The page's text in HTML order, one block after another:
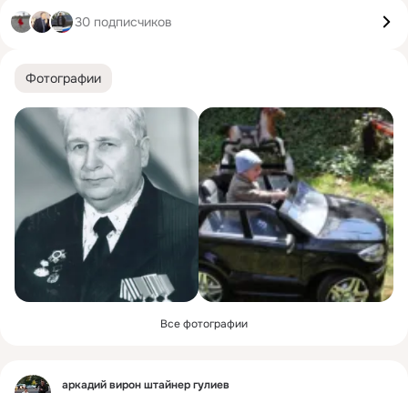
Фотографии
Все фотографии
Фид
аркадий вирон штайнер гулиев
30 подписчиков